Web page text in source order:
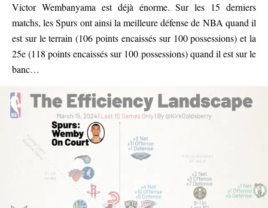
Victor Wembanyama est déjà énorme. Sur les 15 derniers
matchs, les Spurs ont ainsi la meilleure défense de NBA quand il
est sur le terrain (106 points encaissés sur 100 possessions) et la
25e (118 points encaissés sur 100 possessions) quand il est sur le
banc…